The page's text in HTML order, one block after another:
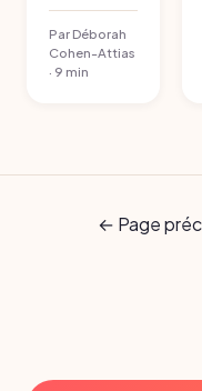
Par Déborah
Cohen-Attias
· 9 min
← Page